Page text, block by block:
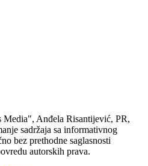
Media", Anđela Risantijević, PR,
sadržaja sa informativnog
bez prethodne saglasnosti
autorskih prava.